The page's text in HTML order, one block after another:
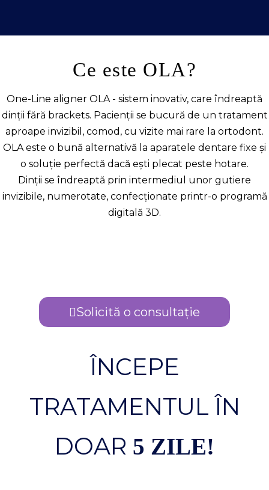
Ce este OLA?
One-Line aligner OLA - sistem inovativ, care îndreaptă
dinții fără brackets. Pacienții se bucură de un tratament
aproape invizibil, comod, cu vizite mai rare la ortodont.
OLA este o bună alternativă la aparatele dentare fixe și
o soluție perfectă dacă ești plecat peste hotare.
Dinții se îndreaptă prin intermediul unor gutiere
invizibile, numerotate, confecționate printr-o programă
digitală 3D.
Solicită o consultație
ÎNCEPE
TRATAMENTUL ÎN
DOAR 5 ZILE!